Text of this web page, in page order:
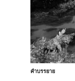
คำบรรยาย